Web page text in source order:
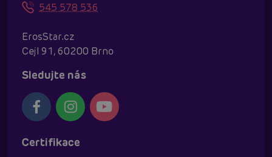
545 578 536
ErosStar.cz
Cejl 91, 60200 Brno
Sledujte nás
Certifikace